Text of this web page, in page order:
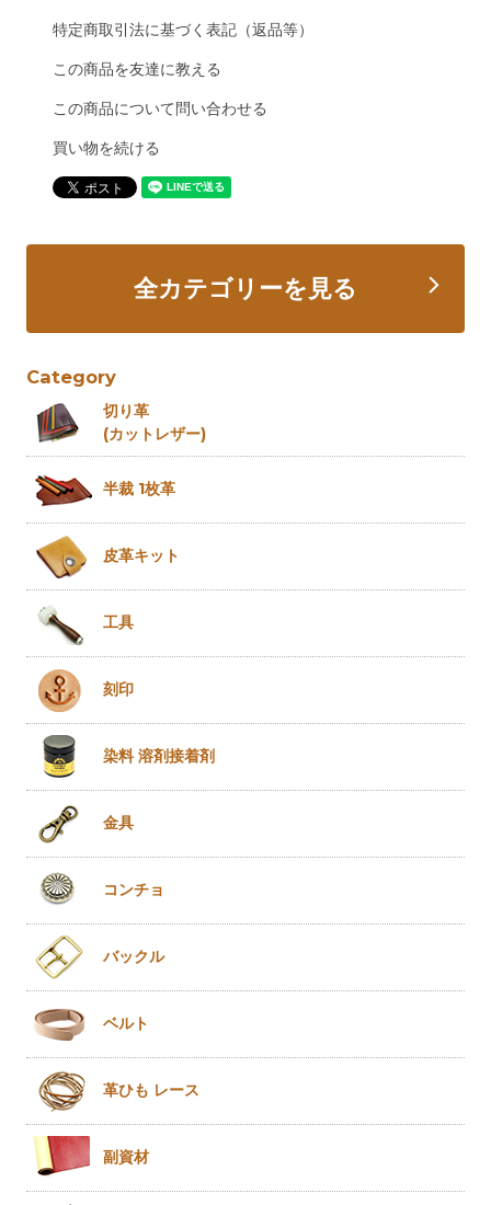
特定商取引法に基づく表記（返品等）
この商品を友達に教える
この商品について問い合わせる
買い物を続ける
全カテゴリーを見る
Category
切り革
(カットレザー)
半裁 1枚革
皮革キット
工具
刻印
染料 溶剤接着剤
金具
コンチョ
バックル
ベルト
革ひも レース
副資材